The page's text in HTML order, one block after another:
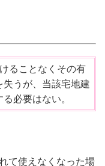
ることなくその有
うが、当該宅地建
必要はない。
て使えなくなった場